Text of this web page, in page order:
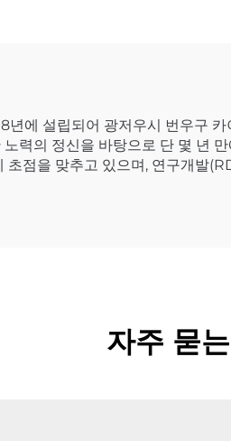
에 설립되어 광저우시 번우구
력의 정신을 바탕으로 단 몇 년
점을 맞추고 있으며, 연구개발
자주 묻